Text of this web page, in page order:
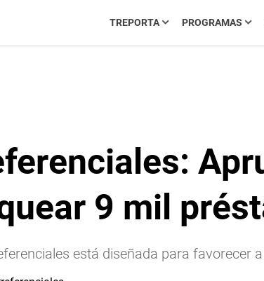
TREPORTA PROGRAMAS
9 mil
está diseñada para favorecer